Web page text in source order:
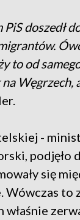
doszedł do
to od
Węgrzech,
-
się
to